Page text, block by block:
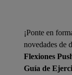
¡Ponte en
novedades de
Flexiones
Guía de